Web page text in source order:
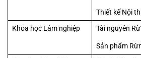
Thiết kế Nội
Khoa học Lâm nghiệp
Tài nguyên
Sản phẩm